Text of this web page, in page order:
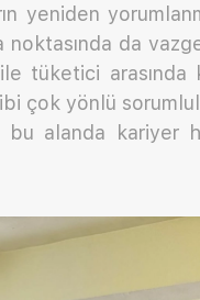
yeniden
da
tüketici arasında
çok yönlü
bu alanda kariyer